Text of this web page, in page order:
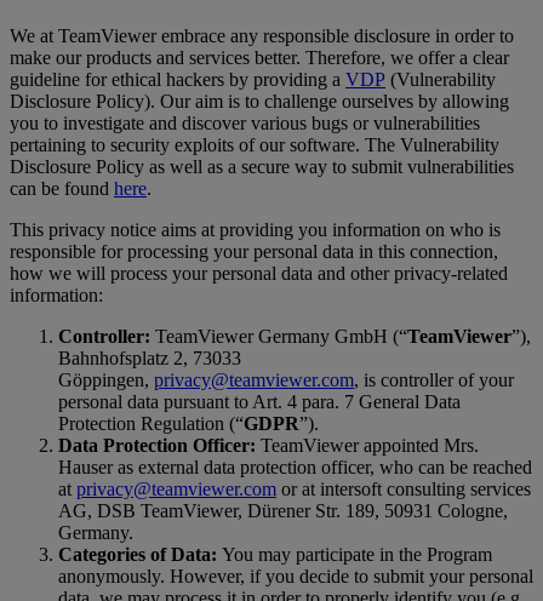
We at TeamViewer embrace any responsible disclosure in order to
make our products and services better. Therefore, we offer a clear
guideline for ethical hackers by providing a VDP (Vulnerability
Disclosure Policy). Our aim is to challenge ourselves by allowing
you to investigate and discover various bugs or vulnerabilities
pertaining to security exploits of our software. The Vulnerability
Disclosure Policy as well as a secure way to submit vulnerabilities
can be found here.
This privacy notice aims at providing you information on who is
responsible for processing your personal data in this connection,
how we will process your personal data and other privacy-related
information:
Controller: TeamViewer Germany GmbH (“TeamViewer”),
Bahnhofsplatz 2, 73033
Göppingen, privacy@teamviewer.com, is controller of your
personal data pursuant to Art. 4 para. 7 General Data
Protection Regulation (“GDPR”).
Data Protection Officer: TeamViewer appointed Mrs.
Hauser as external data protection officer, who can be reached
atprivacy@teamviewer.com or at intersoft consulting services
AG, DSB TeamViewer, Dürener Str. 189, 50931 Cologne,
Germany.
Categories of Data: You may participate in the Program
anonymously. However, if you decide to submit your personal